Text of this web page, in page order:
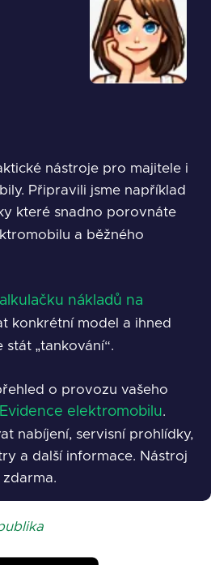
nástroje pro majitele i
Připravili jsme například
které snadno porovnáte
a běžného
nákladů na
konkrétní model a ihned
„tankování“.
o provozu vašeho
Evidence elektromobilu.
nabíjení, servisní prohlídky,
a další informace. Nástroj